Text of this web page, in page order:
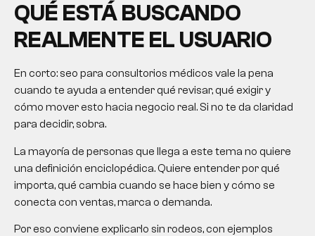
QUÉ ESTÁ BUSCANDO
REALMENTE EL USUARIO
En corto: seo para consultorios médicos vale la pena
cuando te ayuda a entender qué revisar, qué exigir y
cómo mover esto hacia negocio real. Si no te da claridad
para decidir, sobra.
La mayoría de personas que llega a este tema no quiere
una definición enciclopédica. Quiere entender por qué
importa, qué cambia cuando se hace bien y cómo se
conecta con ventas, marca o demanda.
Por eso conviene explicarlo sin rodeos, con ejemplos